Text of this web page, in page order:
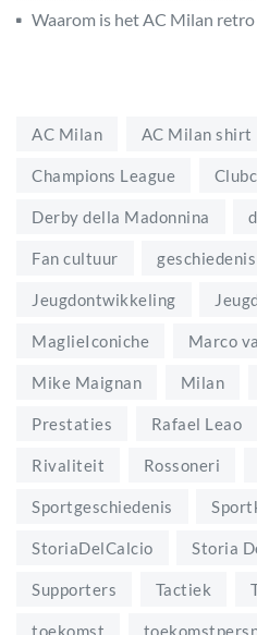
Waarom is het AC Milan
AC Milan AC Milan shirt
Champions League
Derby della Madonnina
Fan cultuur geschiedenis
Jeugdontwikkeling
MaglieIconiche Marco
Mike Maignan Milan
Prestaties Rafael Leao
Rivaliteit Rossoneri
Sportgeschiedenis
StoriaDelCalcio Storia
Supporters Tactiek
toekomst